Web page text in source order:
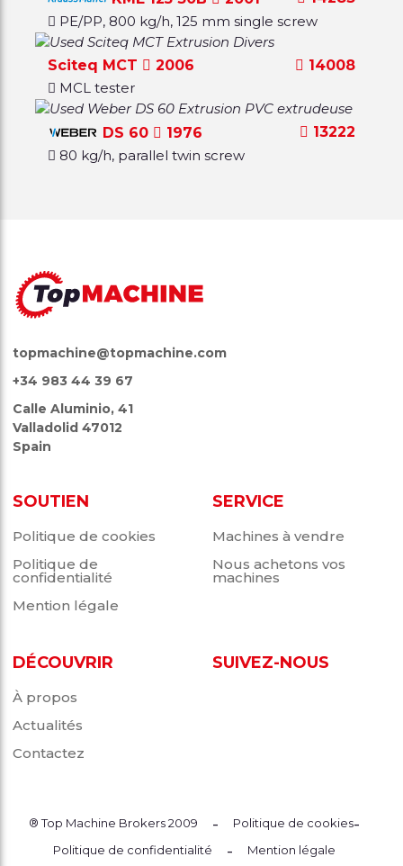
PE/PP, 800 kg/h, 125 mm single screw
Sciteq MCT 2006
14008
MCL tester
DS 60 1976
13222
80 kg/h, parallel twin screw
topmachine@topmachine.com
+34 983 44 39 67
Calle Aluminio, 41
Valladolid 47012
Spain
SOUTIEN
Politique de cookies
Politique de
confidentialité
Mention légale
SERVICE
Machines à vendre
Nous achetons vos
machines
DÉCOUVRIR
À propos
Actualités
Contactez
SUIVEZ-NOUS
® Top Machine Brokers 2009 - Politique de cookies-
Politique de confidentialité - Mention légale